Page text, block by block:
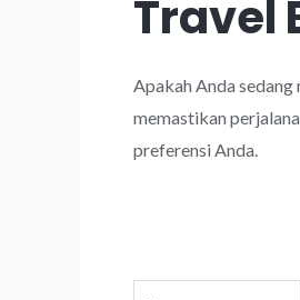
Travel
Apakah Anda
memastikan
preferensi Anda.